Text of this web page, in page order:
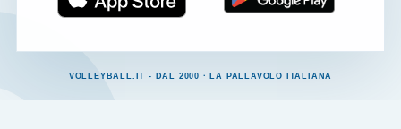
VOLLEYBALL.IT - DAL 2000 · LA PALLAVOLO ITALIANA